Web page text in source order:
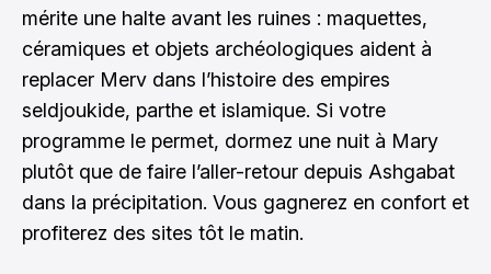
mérite une halte avant les ruines : maquettes,
céramiques et objets archéologiques aident à
replacer Merv dans l’histoire des empires
seldjoukide, parthe et islamique. Si votre
programme le permet, dormez une nuit à Mary
plutôt que de faire l’aller-retour depuis Ashgabat
dans la précipitation. Vous gagnerez en confort et
profiterez des sites tôt le matin.